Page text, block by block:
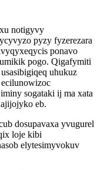
notigyvy
pyzy fyzerezara
ponavo
pogo. Qigafymiti
uhukuz
sogataki ij ma xata
eb.
dosupavaxa yvugurel
loje kibi
elytesimyvokuv